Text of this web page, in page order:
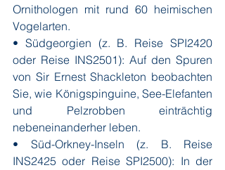
Ornithologen mit rund 60 heimischen
Vogelarten.
• Südgeorgien (z. B. Reise SPI2420
oder Reise INS2501): Auf den Spuren
von Sir Ernest Shackleton beobachten
Sie, wie Königspinguine, See-Elefanten
und Pelzrobben einträchtig
nebeneinanderher leben.
• Süd-Orkney-Inseln (z. B. Reise
INS2425 oder Reise SPI2500): In der